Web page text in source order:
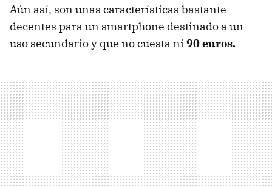
Aún así, son unas características bastante
decentes para un smartphone destinado a un
uso secundario y que no cuesta ni 90 euros.